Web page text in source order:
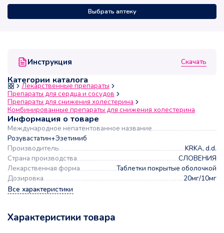
Инструкция Скачать
Категории каталога
Лекарственные препараты
Препараты для сердца и сосудов
Препараты для снижения холестерина
Комбинированные препараты для снижения холестерина
Информация о товаре
Международное непатентованное название
Розувастатин+Эзетимиб
Производитель
KRKA, d.d.
Страна производства
СЛОВЕНИЯ
Лекарственная форма
Таблетки покрытые оболочкой
Дозировка
20мг/10мг
Все характеристики
Характеристики товара
Выбрать аптеку